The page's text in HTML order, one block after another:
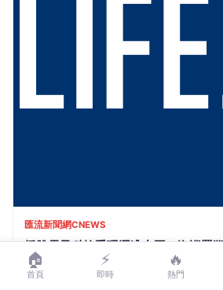
不滿遭欠錢討毒還賴帳！他開槍恐嚇
堅圍捕扣槍毒
🏠
首頁
⚡
即時
🔥
熱門